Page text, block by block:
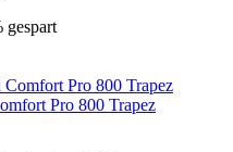
gespart
Pro 800 Trapez